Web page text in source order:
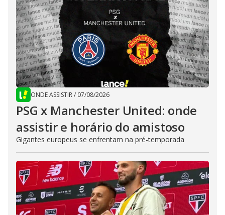
ONDE ASSISTIR/ 07/08/2026
PSG x Manchester United: onde
assistir e horário do amistoso
Gigantes europeus se enfrentam na pré-temporada